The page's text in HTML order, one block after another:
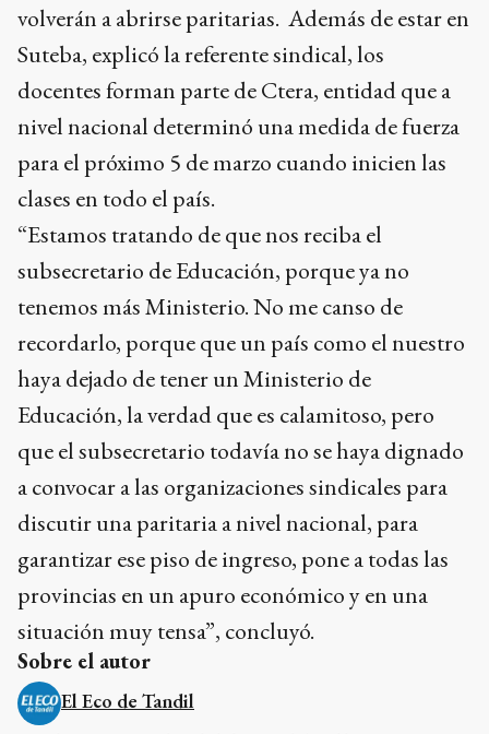
volverán a abrirse paritarias. Además de estar en
Suteba, explicó la referente sindical, los
docentes forman parte de Ctera, entidad que a
nivel nacional determinó una medida de fuerza
para el próximo 5 de marzo cuando inicien las
clases en todo el país.
“Estamos tratando de que nos reciba el
subsecretario de Educación, porque ya no
tenemos más Ministerio. No me canso de
recordarlo, porque que un país como el nuestro
haya dejado de tener un Ministerio de
Educación, la verdad que es calamitoso, pero
que el subsecretario todavía no se haya dignado
a convocar a las organizaciones sindicales para
discutir una paritaria a nivel nacional, para
garantizar ese piso de ingreso, pone a todas las
provincias en un apuro económico y en una
situación muy tensa”, concluyó.
Sobre el autor
El Eco de Tandil